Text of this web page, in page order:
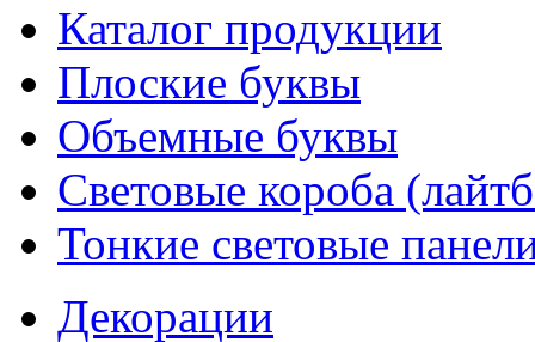
Каталог продукции
Плоские буквы
Объемные буквы
Световые короба
Тонкие световые
Декорации